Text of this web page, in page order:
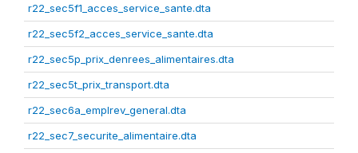
r22_sec5f1_acces_service_sante.dta
r22_sec5f2_acces_service_sante.dta
r22_sec5p_prix_denrees_alimentaires.dta
r22_sec5t_prix_transport.dta
r22_sec6a_emplrev_general.dta
r22_sec7_securite_alimentaire.dta